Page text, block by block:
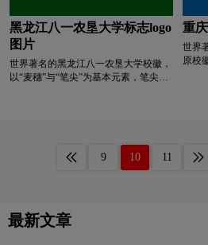
W字母酒店logo设计 校徽logo
学院logo设计 箱包logo设计
银行logo设计 药logo设计 医
黑龙江八一农垦大学标志logo
图片
世界著名的黑龙江八一农垦大学校徽，
以“麦穗”与“笔尖”为基本元素，笔尖下
积厚成器之势；颜色的变化增强了艺术
感染力，底部的黑色象征着黑土地，上
部的绿色给人以生机勃勃之感；云纹线
重
世界
原校
程;
飞的
9 10 11
最新文章